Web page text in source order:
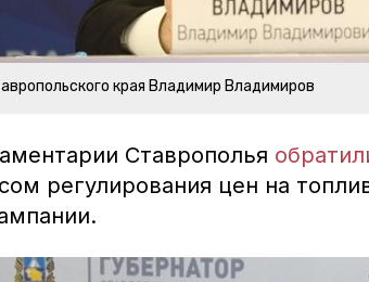
края Владимир Владимиров
Ставрополья
регулирования цен на